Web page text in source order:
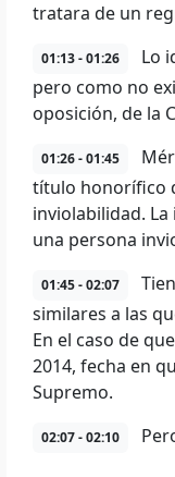
tratara de un
01:13 - 01:26
Lo
pero como no
oposición, de la
01:26 - 01:45
título honorífico
inviolabilidad.
una persona
01:45 - 02:07
similares a las
En el caso de
2014, fecha en
Supremo.
02:07 - 02:10